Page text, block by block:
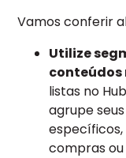
Vamos conferir
Utilize
conteúdos
listas no
agrupe
compras